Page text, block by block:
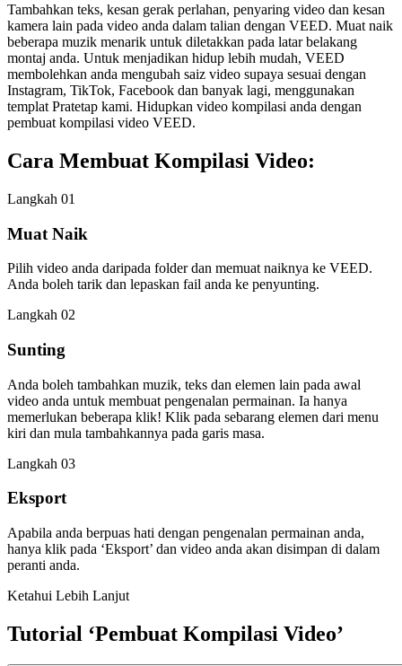
Tambahkan teks, kesan gerak perlahan, penyaring video dan kesan
kamera lain pada video anda dalam talian dengan VEED. Muat naik
beberapa muzik menarik untuk diletakkan pada latar belakang
montaj anda. Untuk menjadikan hidup lebih mudah, VEED
membolehkan anda mengubah saiz video supaya sesuai dengan
Instagram, TikTok, Facebook dan banyak lagi, menggunakan
templat Pratetap kami. Hidupkan video kompilasi anda dengan
pembuat kompilasi video VEED.
Cara Membuat Kompilasi Video:
Langkah 01
Muat Naik
Pilih video anda daripada folder dan memuat naiknya ke VEED.
Anda boleh tarik dan lepaskan fail anda ke penyunting.
Langkah 02
Sunting
Anda boleh tambahkan muzik, teks dan elemen lain pada awal
video anda untuk membuat pengenalan permainan. Ia hanya
memerlukan beberapa klik! Klik pada sebarang elemen dari menu
kiri dan mula tambahkannya pada garis masa.
Langkah 03
Eksport
Apabila anda berpuas hati dengan pengenalan permainan anda,
hanya klik pada ‘Eksport’ dan video anda akan disimpan di dalam
peranti anda.
Ketahui Lebih Lanjut
Tutorial ‘Pembuat Kompilasi Video’